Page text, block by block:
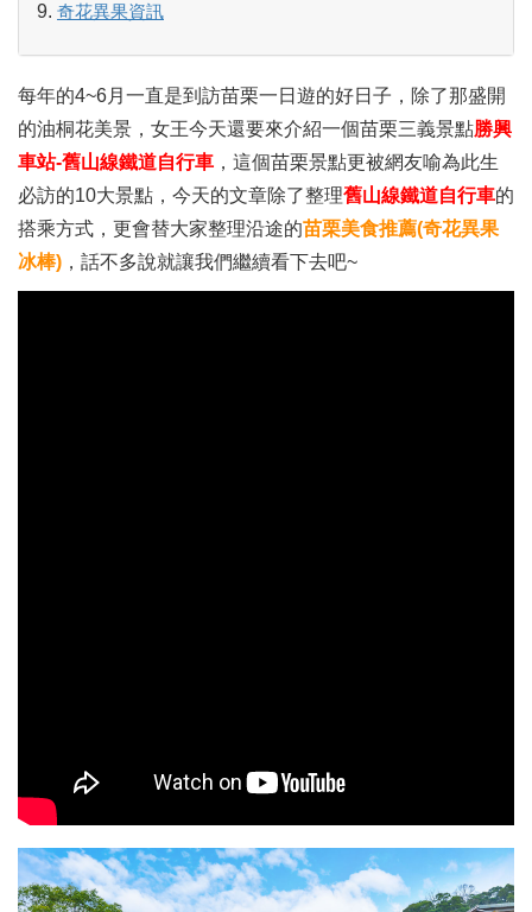
奇花異果資訊
每年的4~6月一直是到訪苗栗一日遊的好日子，除了那盛開
的油桐花美景，女王今天還要來介紹一個苗栗三義景點勝興
車站-舊山線鐵道自行車 ，這個苗栗景點更被網友喻為此生
必訪的10大景點，今天的文章除了整理舊山線鐵道自行車的
搭乘方式，更會替大家整理沿途的苗栗美食推薦(奇花異果
冰棒) ，話不多說就讓我們繼續看下去吧~